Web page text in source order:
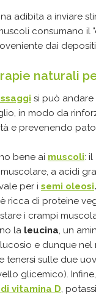
adibita a inviare
consumano
dai
naturali
si può
in modo da
e prevenendo
bene ai muscoli: il
a acidi
per i semi oleosi.
è ricca di proteine
i crampi
la leucina, un
e dunque
tenersi sulle due
glicemico).
vitamina D,